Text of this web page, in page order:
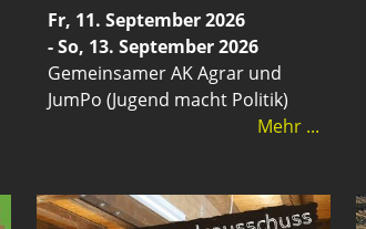
Fr, 11. September 2026
- So, 13. September 2026
Gemeinsamer AK Agrar und
JumPo (Jugend macht Politik)
Mehr ...